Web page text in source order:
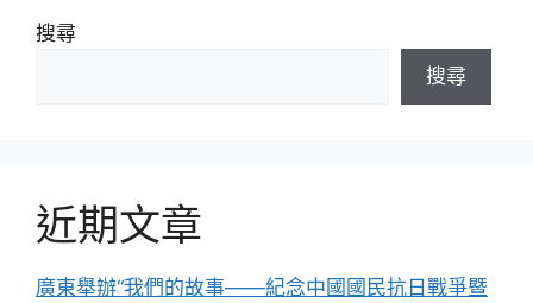
搜尋
搜尋
近期文章
廣東舉辦“我們的故事——紀念中國國民抗日戰爭暨